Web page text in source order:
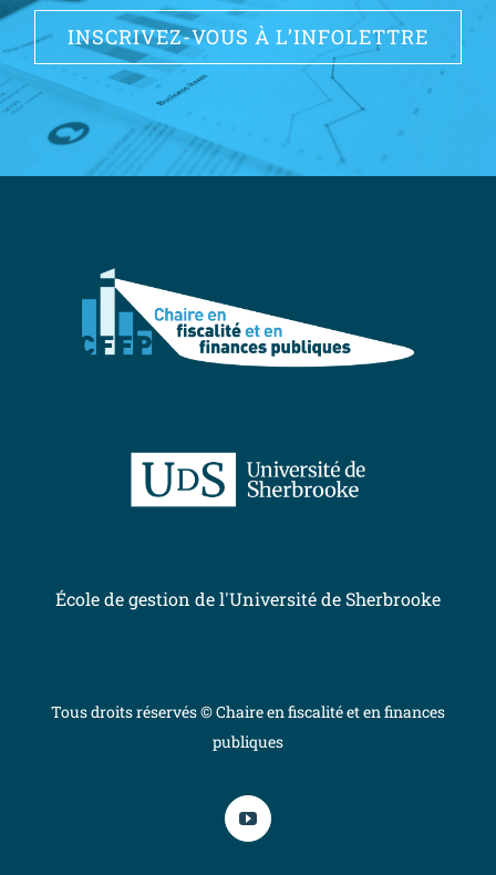
INSCRIVEZ-VOUS À L’INFOLETTRE
École de gestion de l'Université de Sherbrooke
Tous droits réservés © Chaire en fiscalité et en finances
publiques
YouTube